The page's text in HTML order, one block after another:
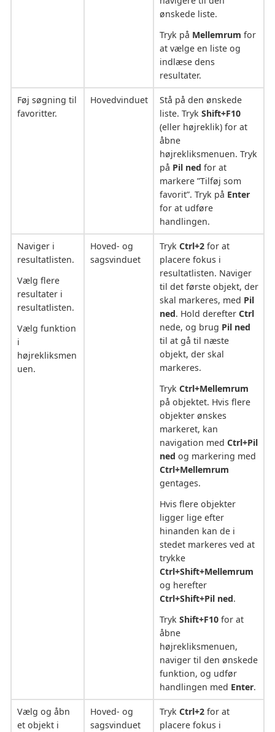
ønskede liste.
Tryk på Mellemrum for
at vælge en liste og
indlæse dens
resultater.
Føj søgning til
favoritter.
Hovedvinduet
Stå på den ønskede
liste. Tryk Shift+F10
(eller højreklik) for at
åbne
højrekliksmenuen. Tryk
på Pil ned for at
markere ”Tilføj som
favorit”. Tryk på Enter
for at udføre
handlingen.
Naviger i
resultatlisten.
Vælg flere
resultater i
resultatlisten.
Vælg funktion
i
højrekliksmen
uen.
Hoved- og
sagsvinduet
Tryk Ctrl+2for at
placere fokus i
resultatlisten. Naviger
til det første objekt, der
skal markeres, med Pil
ned. Hold derefter Ctrl
nede, og brug Pil ned
til at gå til næste
objekt, der skal
markeres.
Tryk Ctrl+Mellemrum
på objektet. Hvis flere
objekter ønskes
markeret, kan
navigation med Ctrl+Pil
ned og markering med
Ctrl+Mellemrum
gentages.
Hvis flere objekter
ligger lige efter
hinanden kan de i
stedet markeres ved at
trykke
Ctrl+Shift+Mellemrum
og herefter
Ctrl+Shift+Pil ned.
Tryk Shift+F10for at
åbne
højrekliksmenuen,
naviger til den ønskede
funktion, og udfør
handlingen med Enter.
Vælg og åbn
et objekt i
Hoved- og
sagsvinduet
Tryk Ctrl+2for at
placere fokus i